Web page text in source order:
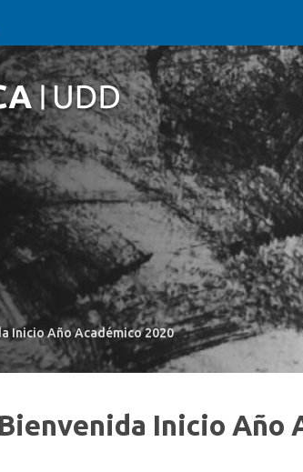
Inicio Año Académico 2020
Bienvenida Inicio Año